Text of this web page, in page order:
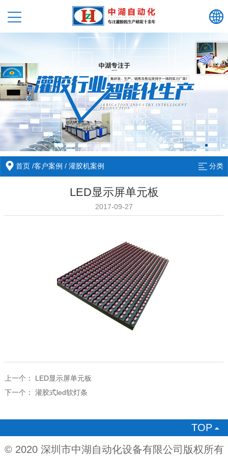
首页 /客户案例 /灌胶机案例 分类
LED显示屏单元板
2017-09-27
上一个： LED显示屏单元板
下一个： 灌胶式led软灯条
TOP
© 2020 深圳市中湖自动化设备有限公司版权所有